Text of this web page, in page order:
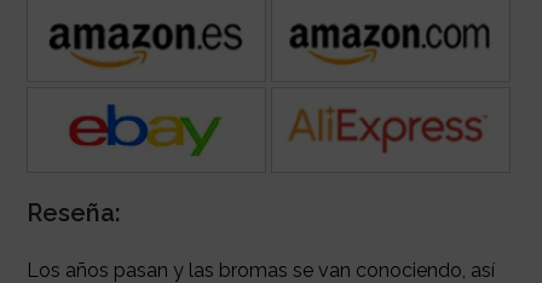
Reseña:
Los años pasan y las bromas se van conociendo, así